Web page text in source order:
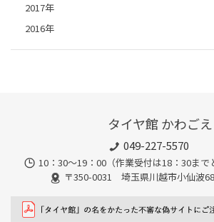
2017年
2016年
タイヤ館 かわごえ
049-227-5570
10：30～19：00（作業受付は18：30まで
〒350-0031 埼玉県川越市小仙波